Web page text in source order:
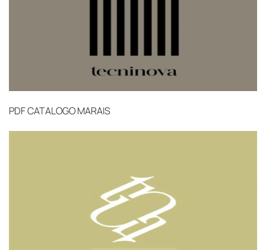
Управление логистикой и контроль
реального времени через систему GPS-
мониторинга. Наша команда логистических
полную сохранность груза, соблюдение
температурного режима и защиту от
механических повреждений на всех этапах
PDFCATALOGO MARAIS